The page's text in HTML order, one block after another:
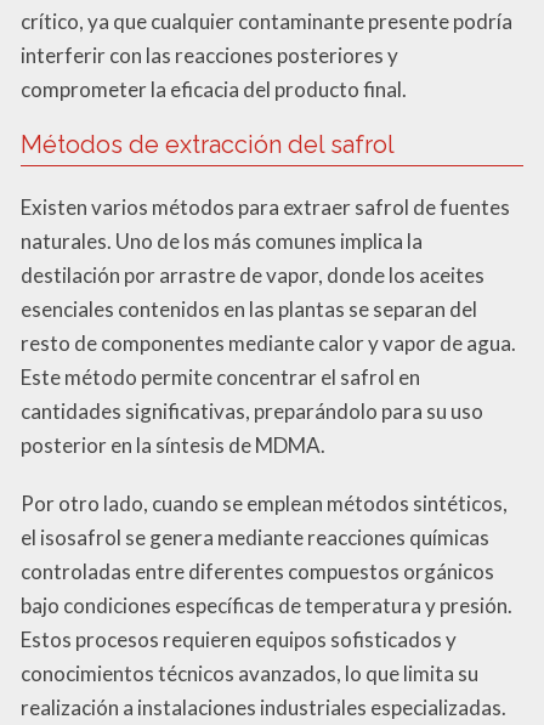
crítico, ya que cualquier contaminante presente podría
interferir con las reacciones posteriores y
comprometer la eficacia del producto final.
Métodos de extracción del safrol
Existen varios métodos para extraer safrol de fuentes
naturales. Uno de los más comunes implica la
destilación por arrastre de vapor, donde los aceites
esenciales contenidos en las plantas se separan del
resto de componentes mediante calor y vapor de agua.
Este método permite concentrar el safrol en
cantidades significativas, preparándolo para su uso
posterior en la síntesis de MDMA.
Por otro lado, cuando se emplean métodos sintéticos,
el isosafrol se genera mediante reacciones químicas
controladas entre diferentes compuestos orgánicos
bajo condiciones específicas de temperatura y presión.
Estos procesos requieren equipos sofisticados y
conocimientos técnicos avanzados, lo que limita su
realización a instalaciones industriales especializadas.